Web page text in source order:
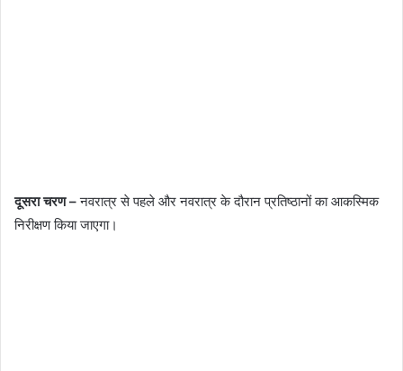
दूसरा चरण –नवरात्र से पहले और नवरात्र के दौरान प्रतिष्ठानों का आकस्मिक
निरीक्षण किया जाएगा।